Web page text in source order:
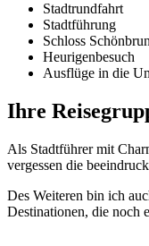
Stadtrundfahrt
Stadtführung
Schloss
Heurigenbesuch
Ausflüge in die
Ihre
Als Stadtführer mit
vergessen die
Des Weiteren bin ich
Destinationen, die noch